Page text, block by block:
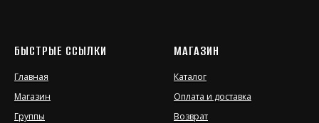
БЫСТРЫЕ ССЫЛКИ
Главная
Магазин
Группы
МАГАЗИН
Каталог
Оплата и доставка
Возврат